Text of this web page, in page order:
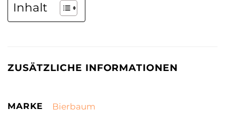
Inhalt
ZUSÄTZLICHE INFORMATIONEN
MARKE Bierbaum